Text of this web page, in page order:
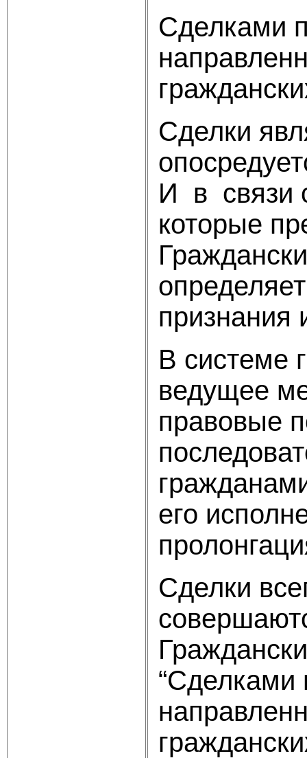
Сделками
Сделки
И в связи
которые
В системе
ведущее
правовые
его
Сделки
“Сделками